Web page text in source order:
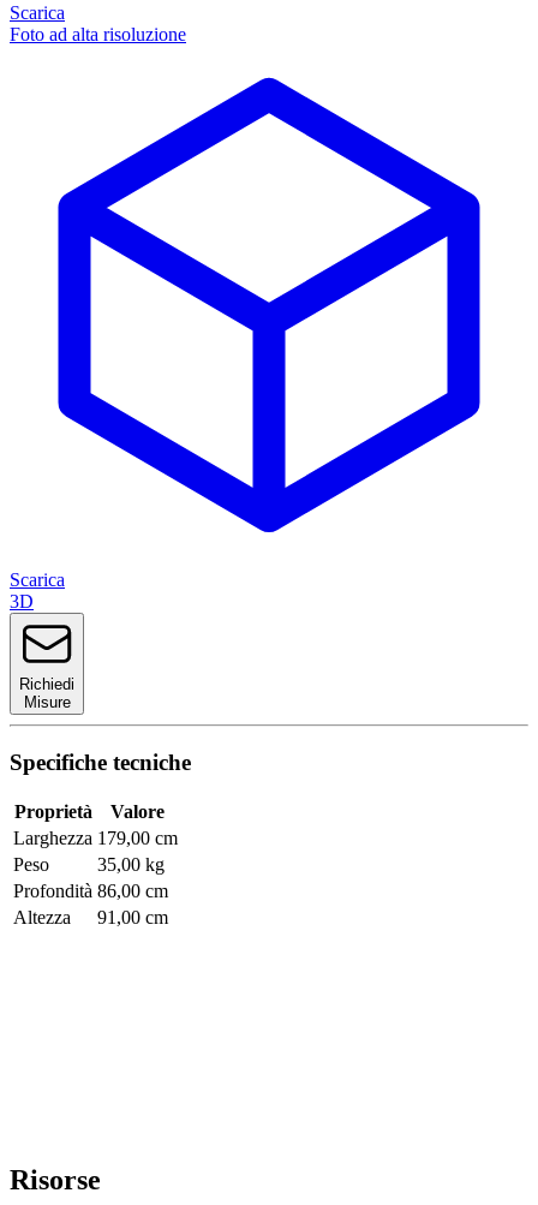
Scarica
Foto ad alta risoluzione
Scarica
3D
Richiedi
Misure
Specifiche tecniche
Proprietà
Valore
Larghezza 179,00 cm
Peso
35,00 kg
Profondità 86,00 cm
Altezza
91,00 cm
Risorse